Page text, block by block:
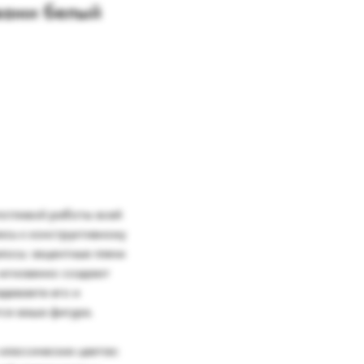
белый
работы всей
к конструктивному
акцентные плечи
создают
его и
ваша фигура.
цветах: